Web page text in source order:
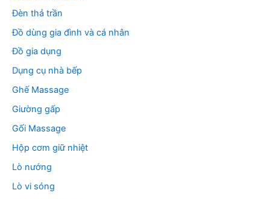
Đèn thả trần
Đồ dùng gia đình và cá nhân
Đồ gia dụng
Dụng cụ nhà bếp
Ghế Massage
Giường gấp
Gối Massage
Hộp cơm giữ nhiệt
Lò nướng
Lò vi sóng